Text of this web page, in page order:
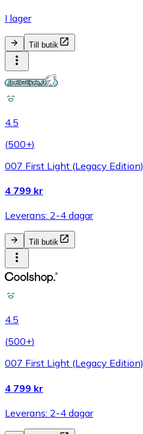
I lager
Till butik
4.5
(500+)
007 First Light (Legacy Edition)
4 799 kr
Leverans: 2-4 dagar
Till butik
4.5
(500+)
007 First Light (Legacy Edition)
4 799 kr
Leverans: 2-4 dagar